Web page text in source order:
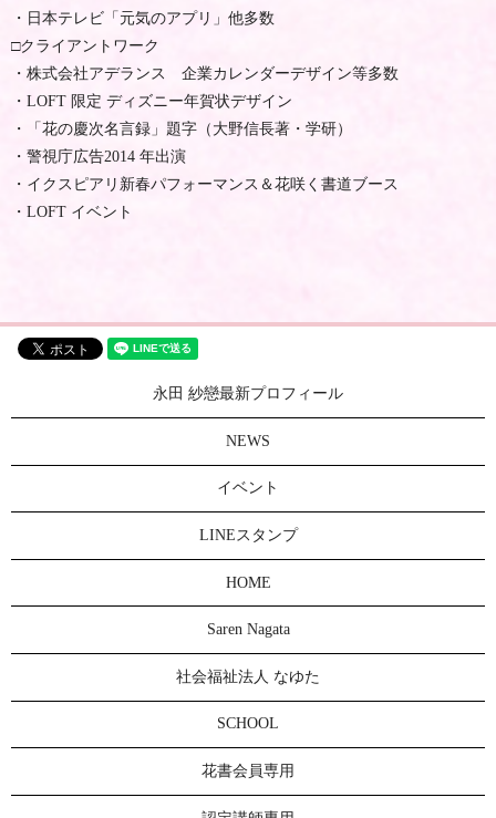
・日本テレビ「元気のアプリ」他多数
□クライアントワーク
・株式会社アデランス 企業カレンダーデザイン等多数
・LOFT 限定 ディズニー年賀状デザイン
・「花の慶次名言録」題字（大野信長著・学研）
・警視庁広告2014 年出演
・イクスピアリ新春パフォーマンス＆花咲く書道ブース
・LOFT イベント
永田 紗戀最新プロフィール
NEWS
イベント
LINEスタンプ
HOME
Saren Nagata
社会福祉法人 なゆた
SCHOOL
花書会員専用